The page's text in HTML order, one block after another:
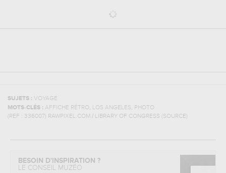
SUJETS : VOYAGE
MOTS-CLÉS : AFFICHE RÉTRO, LOS ANGELES, PHOTO
(REF : 336007) RAWPIXEL.COM / LIBRARY OF CONGRESS (SOURCE)
BESOIN D'INSPIRATION ?
LE CONSEIL MUZÉO